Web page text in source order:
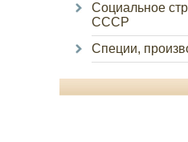
Социальное
СССР
Специи,